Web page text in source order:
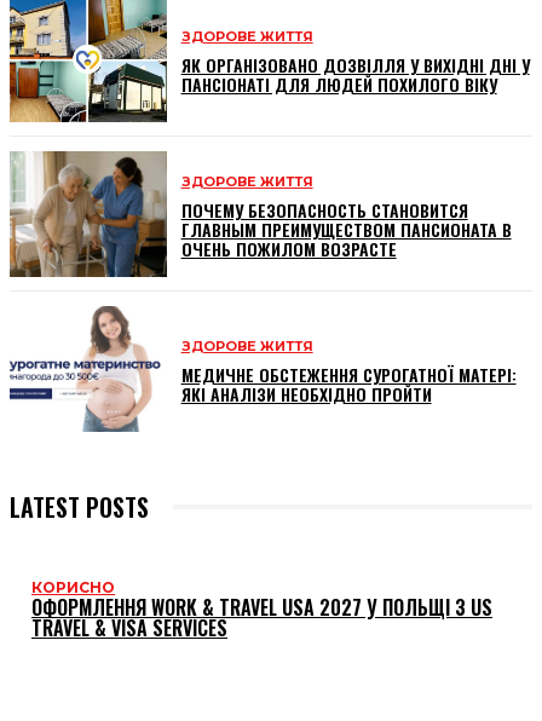
ЗДОРОВЕ ЖИТТЯ
ЯК ОРГАНІЗОВАНО ДОЗВІЛЛЯ У ВИХІДНІ ДНІ У
ПАНСІОНАТІ ДЛЯ ЛЮДЕЙ ПОХИЛОГО ВІКУ
ЗДОРОВЕ ЖИТТЯ
ПОЧЕМУ БЕЗОПАСНОСТЬ СТАНОВИТСЯ
ГЛАВНЫМ ПРЕИМУЩЕСТВОМ ПАНСИОНАТА В
ОЧЕНЬ ПОЖИЛОМ ВОЗРАСТЕ
ЗДОРОВЕ ЖИТТЯ
МЕДИЧНЕ ОБСТЕЖЕННЯ СУРОГАТНОЇ МАТЕРІ:
ЯКІ АНАЛІЗИ НЕОБХІДНО ПРОЙТИ
LATEST POSTS
КОРИСНО
ОФОРМЛЕННЯ WORK & TRAVEL USA 2027 У ПОЛЬЩІ З US
TRAVEL & VISA SERVICES